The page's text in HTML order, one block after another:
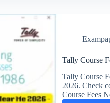
India
2026
Tally Course
Tally Course
2026. Check
Course Fees